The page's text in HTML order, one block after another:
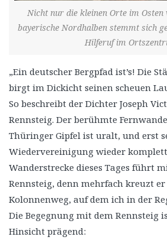
Nicht nur die kleinen Orte im Osten
bayerische Nordhalben stemmt sich
Hilferuf im
„Ein deutscher Bergpfad ist’s! Die
birgt im Dickicht seinen scheuen
So beschreibt der Dichter Joseph
Rennsteig. Der berühmte
Thüringer Gipfel ist uralt, und erst
Wiedervereinigung wieder komplett
Wanderstrecke dieses Tages führt
Rennsteig, denn mehrfach kreuzt er
Kolonnenweg, auf dem ich in der
Die Begegnung mit dem Rennsteig
Hinsicht prägend: